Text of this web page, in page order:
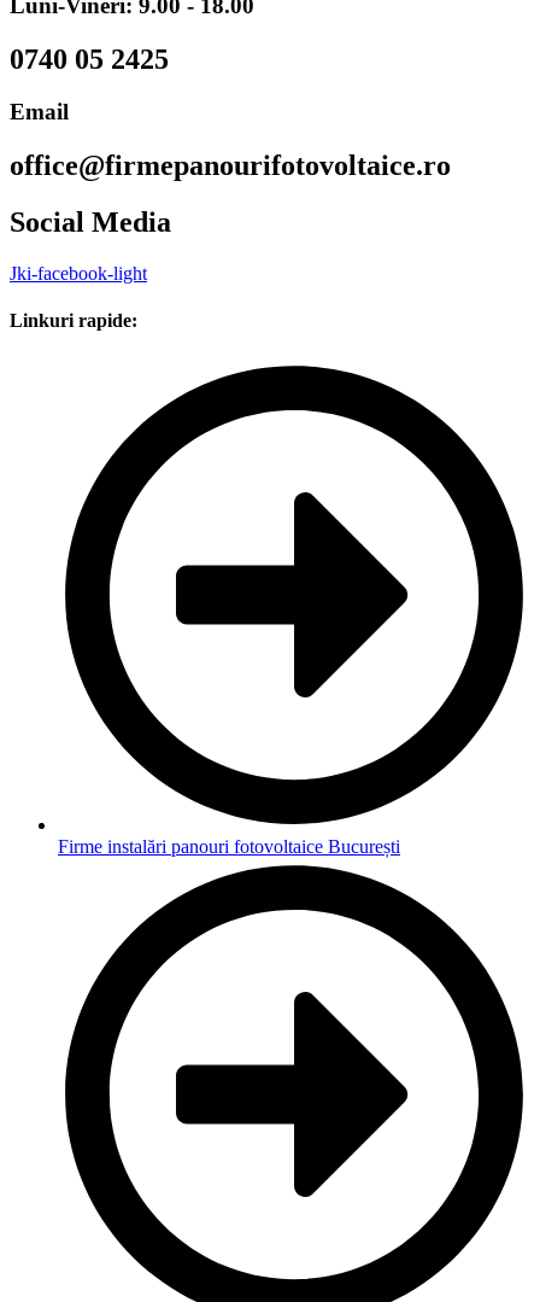
0740 05 2425
Email
office@firmepanourifotovoltaice.ro
Social Media
Jki-facebook-light
Linkuri rapide:
Firme instalări panouri fotovoltaice București